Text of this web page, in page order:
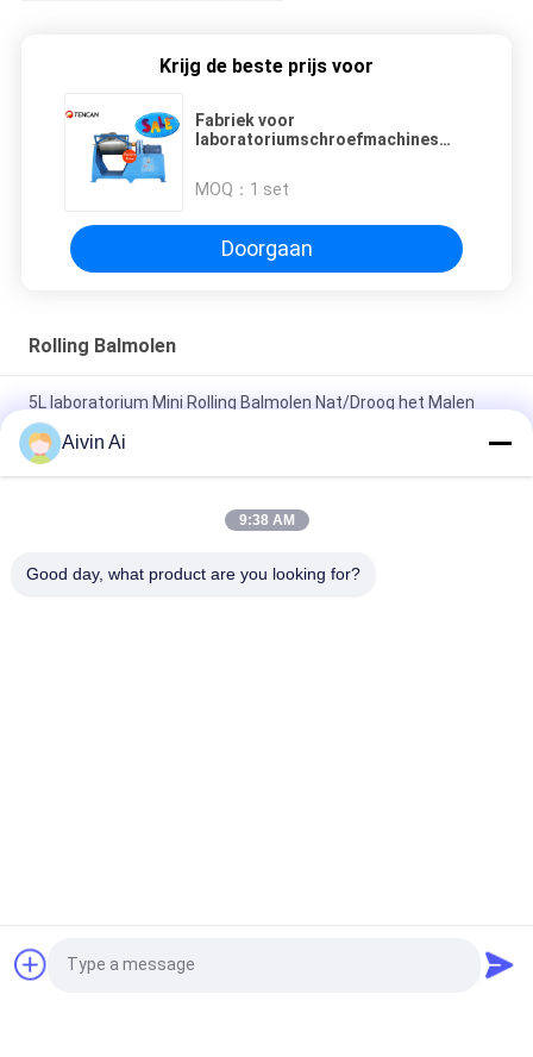
Krijg de beste prijs voor
Fabriek voor
laboratoriumschroefmachines
cilinderspanning 380V-50Hz
MOQ： 1 set
Doorgaan
Rolling Balmolen
5L laboratorium Mini Rolling Balmolen Nat/Droog het Malen
Gebruik met Eenvormig Outputpoeder
De Balmolen van het laboratorium1*5l Broodje, Walserij van de
het Laboratoriumkruik van het Micronpoeder de Malende
Ononderbroken Malen/het Zeven van 30 - 2000L
De Media Van De
Balmolen
Vraag een offerte aan
Aivin Ai
9:38 AM
Good day, what product are you looking for?